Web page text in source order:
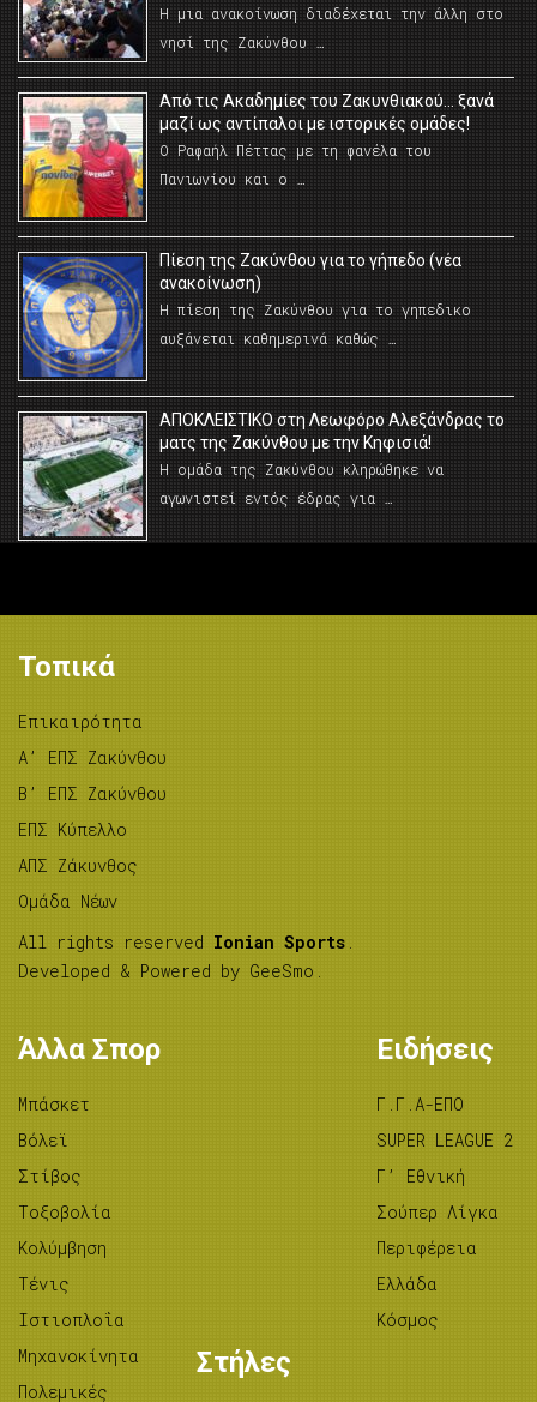
Η μια ανακοίνωση διαδέχεται την άλλη στο
νησί της Ζακύνθου …
Από τις Ακαδημίες του Ζακυνθιακού… ξανά
μαζί ως αντίπαλοι με ιστορικές ομάδες!
Ο Ραφαήλ Πέττας με τη φανέλα του
Πανιωνίου και ο …
Πίεση της Ζακύνθου για το γήπεδο (νέα
ανακοίνωση)
Η πίεση της Ζακύνθου για το γηπεδικο
αυξάνεται καθημερινά καθώς …
AΠΟΚΛΕΙΣΤΙΚΟ στη Λεωφόρο Αλεξάνδρας το
ματς της Ζακύνθου με την Κηφισιά!
Η ομάδα της Ζακύνθου κληρώθηκε να
αγωνιστεί εντός έδρας για …
Τοπικά
Επικαιρότητα
A’ ΕΠΣ Ζακύνθου
B’ ΕΠΣ Ζακύνθου
ΕΠΣ Κύπελλο
ΑΠΣ Ζάκυνθος
Ομάδα Νέων
All rights reserved Ionian Sports .
Developed & Powered by GeeSmo .
Άλλα Σπορ
Μπάσκετ
Βόλεϊ
Στίβος
Tοξοβολία
Κολύμβηση
Τένις
Ιστιοπλοΐα
Μηχανοκίνητα
Πολεμικές
Ειδήσεις
Γ.Γ.Α-ΕΠΟ
SUPER LEAGUE 2
Γ’ Εθνική
Σούπερ Λίγκα
Περιφέρεια
Ελλάδα
Κόσμος
Στήλες